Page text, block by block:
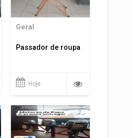
Geral
Passador de roupa
Hoje